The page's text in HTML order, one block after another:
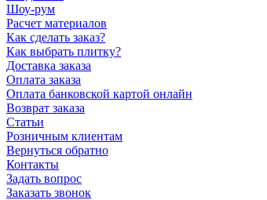
Шоу-рум
Расчет материалов
Как сделать заказ?
Как выбрать плитку?
Доставка заказа
Оплата заказа
Оплата банковской картой онлайн
Возврат заказа
Статьи
Розничным клиентам
Вернуться обратно
Контакты
Задать вопрос
Заказать звонок